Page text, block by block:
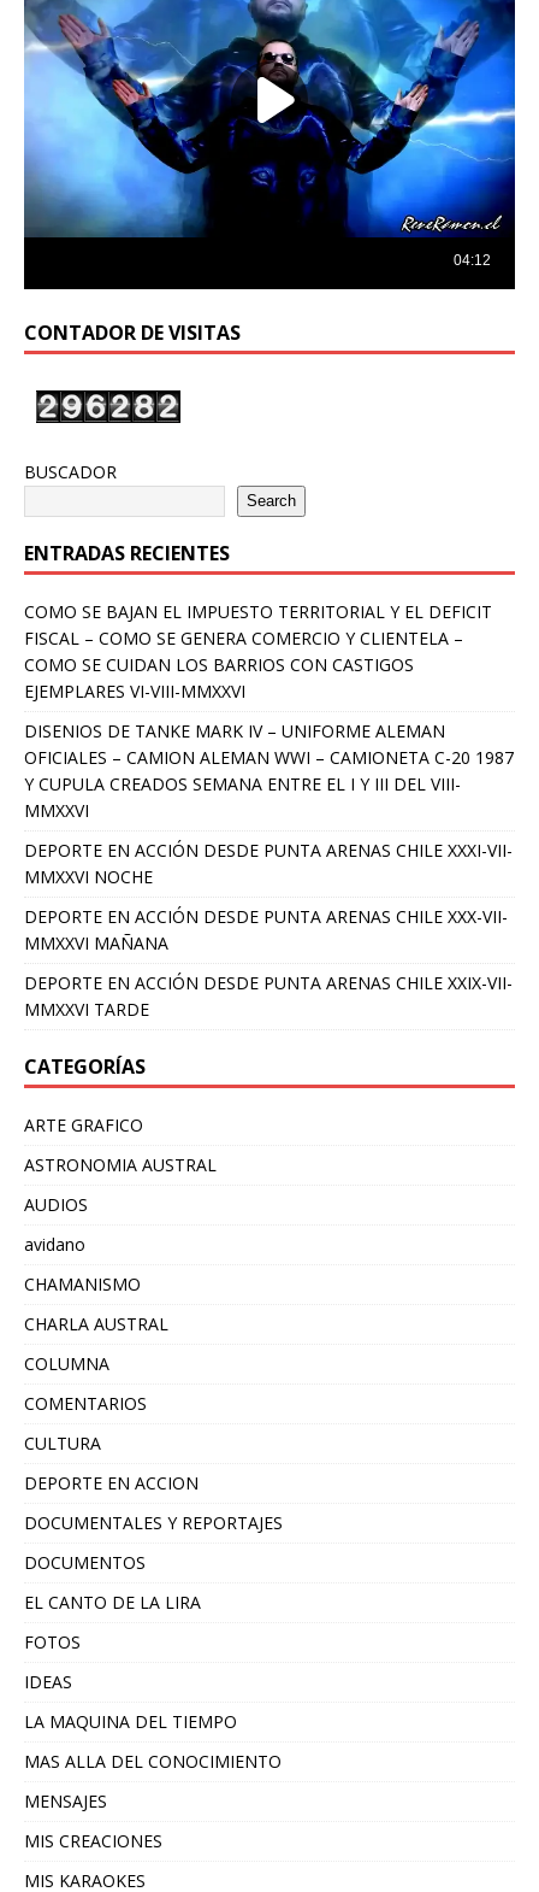
CONTADOR DE VISITAS
BUSCADOR
Search
ENTRADAS RECIENTES
COMO SE BAJAN EL IMPUESTO TERRITORIAL Y EL DEFICIT
FISCAL – COMO SE GENERA COMERCIO Y CLIENTELA –
COMO SE CUIDAN LOS BARRIOS CON CASTIGOS
EJEMPLARES VI-VIII-MMXXVI
DISENIOS DE TANKE MARK IV – UNIFORME ALEMAN
OFICIALES – CAMION ALEMAN WWI – CAMIONETA C-20 1987
Y CUPULA CREADOS SEMANA ENTRE EL I Y III DEL VIII-
MMXXVI
DEPORTE EN ACCIÓN DESDE PUNTA ARENAS CHILE XXXI-VII-
MMXXVI NOCHE
DEPORTE EN ACCIÓN DESDE PUNTA ARENAS CHILE XXX-VII-
MMXXVI MAÑANA
DEPORTE EN ACCIÓN DESDE PUNTA ARENAS CHILE XXIX-VII-
MMXXVI TARDE
CATEGORÍAS
ARTE GRAFICO
ASTRONOMIA AUSTRAL
AUDIOS
avidano
CHAMANISMO
CHARLA AUSTRAL
COLUMNA
COMENTARIOS
CULTURA
DEPORTE EN ACCION
DOCUMENTALES Y REPORTAJES
DOCUMENTOS
EL CANTO DE LA LIRA
FOTOS
IDEAS
LA MAQUINA DEL TIEMPO
MAS ALLA DEL CONOCIMIENTO
MENSAJES
MIS CREACIONES
MIS KARAOKES